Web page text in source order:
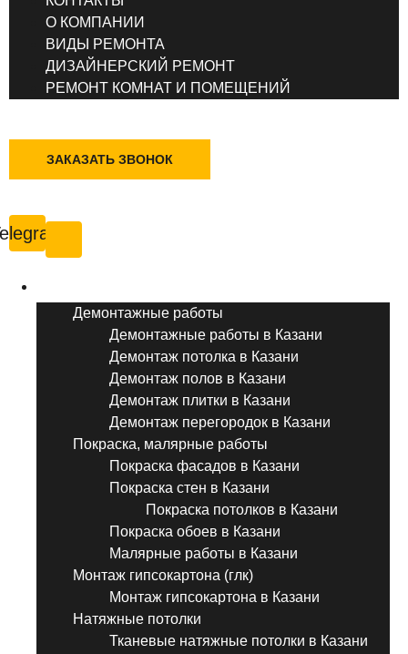
О КОМПАНИИ
ВИДЫ РЕМОНТА
ДИЗАЙНЕРСКИЙ РЕМОНТ
РЕМОНТ КОМНАТ И ПОМЕЩЕНИЙ
ЗАКАЗАТЬ ЗВОНОК
Демонтажные работы
Демонтажные работы в Казани
Демонтаж потолка в Казани
Демонтаж полов в Казани
Демонтаж плитки в Казани
Демонтаж перегородок в Казани
Покраска, малярные работы
Покраска фасадов в Казани
Покраска стен в Казани
Покраска потолков в Казани
Покраска обоев в Казани
Малярные работы в Казани
Монтаж гипсокартона (глк)
Монтаж гипсокартона в Казани
Натяжные потолки
Тканевые натяжные потолки в Казани